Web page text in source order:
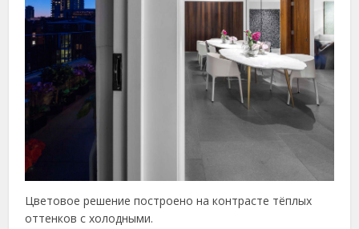
Цветовое решение построено на контрасте тёплых
оттенков с холодными.